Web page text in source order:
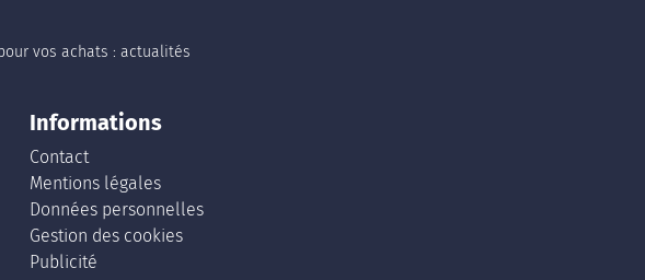
vos achats : actualités
Informations
Contact
Mentions légales
Données personnelles
Gestion des cookies
Publicité